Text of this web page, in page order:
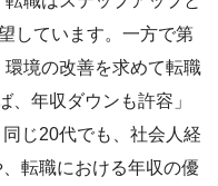
しています。一方で第
境の改善を求めて転職
、年収ダウンも許容」
じ20代でも、社会人経
転職における年収の優